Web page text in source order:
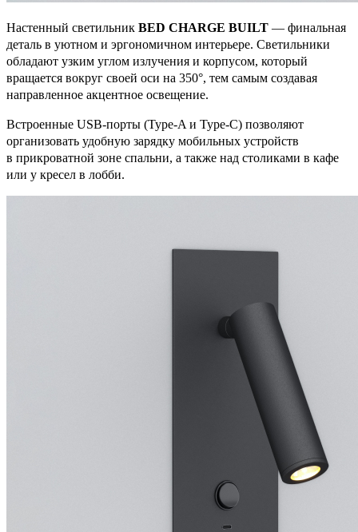
Настенный светильник BED CHARGE BUILT — финальная
деталь в уютном и эргономичном интерьере. Светильники
обладают узким углом излучения и корпусом, который
вращается вокруг своей оси на 350°, тем самым создавая
направленное акцентное освещение.
Встроенные USB-порты (Type-A и Type-C) позволяют
организовать удобную зарядку мобильных устройств
в прикроватной зоне спальни, а также над столиками в кафе
или у кресел в лобби.